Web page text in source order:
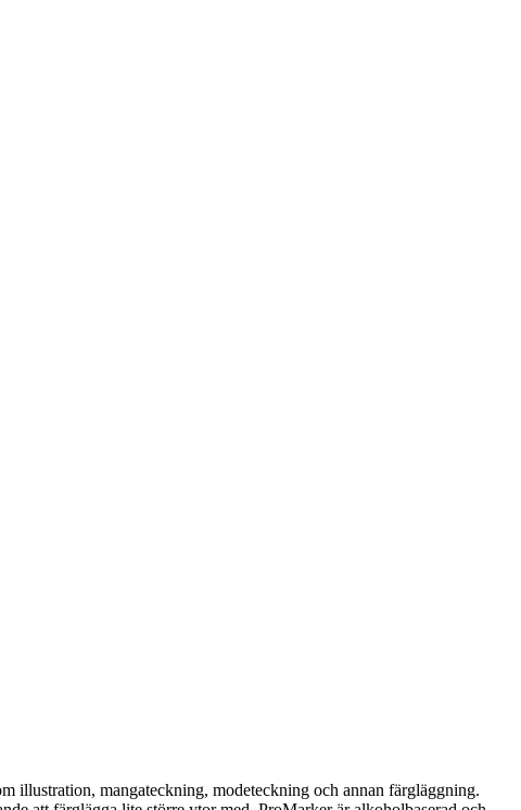
illustration, mangateckning, modeteckning och annan färgläggning.